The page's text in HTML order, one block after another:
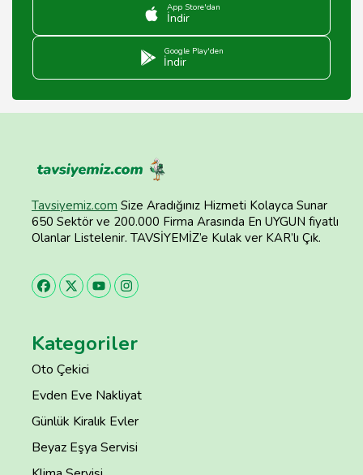
App Store'dan
İndir
Google Play'den
İndir
Tavsiyemiz.com Size Aradığınız Hizmeti Kolayca Sunar
650 Sektör ve 200.000 Firma Arasında En UYGUN fiyatlı
Olanlar Listelenir. TAVSİYEMİZ’e Kulak ver KAR’lı Çık.
Kategoriler
Oto Çekici
Evden Eve Nakliyat
Günlük Kiralık Evler
Beyaz Eşya Servisi